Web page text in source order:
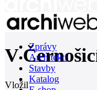
Zprávy
Architekti
Stavby
Katalog
V
Vložil